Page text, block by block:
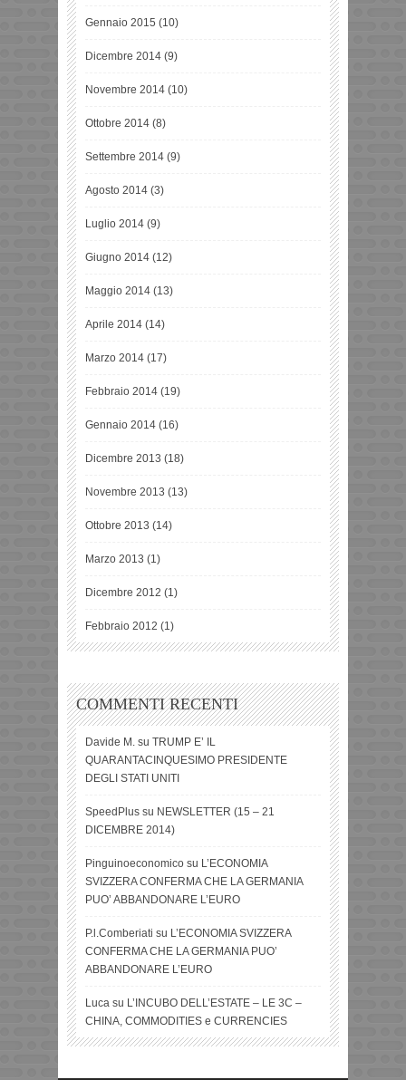
Gennaio 2015 (10)
Dicembre 2014 (9)
Novembre 2014 (10)
Ottobre 2014 (8)
Settembre 2014 (9)
Agosto 2014 (3)
Luglio 2014 (9)
Giugno 2014 (12)
Maggio 2014 (13)
Aprile 2014 (14)
Marzo 2014 (17)
Febbraio 2014 (19)
Gennaio 2014 (16)
Dicembre 2013 (18)
Novembre 2013 (13)
Ottobre 2013 (14)
Marzo 2013 (1)
Dicembre 2012 (1)
Febbraio 2012 (1)
COMMENTI RECENTI
Davide M. su TRUMP E’ IL
QUARANTACINQUESIMO PRESIDENTE
DEGLI STATI UNITI
SpeedPlus su NEWSLETTER (15 – 21
DICEMBRE 2014)
Pinguinoeconomico su L’ECONOMIA
SVIZZERA CONFERMA CHE LA GERMANIA
PUO’ ABBANDONARE L’EURO
P.l.Comberiati su L’ECONOMIA SVIZZERA
CONFERMA CHE LA GERMANIA PUO’
ABBANDONARE L’EURO
Luca su L’INCUBO DELL’ESTATE – LE 3C –
CHINA, COMMODITIES e CURRENCIES